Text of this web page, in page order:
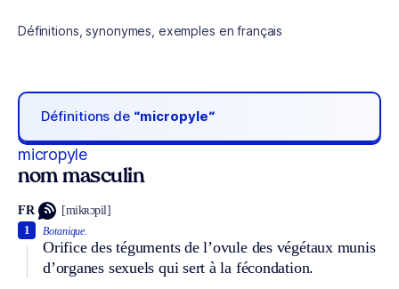
Définitions, synonymes, exemples en français
Définitions de “micropyle“
micropyle
nom masculin
FR [mikʀɔpil]
Botanique.
Orifice des téguments de l’ovule des végétaux munis
d’organes sexuels qui sert à la fécondation.
1